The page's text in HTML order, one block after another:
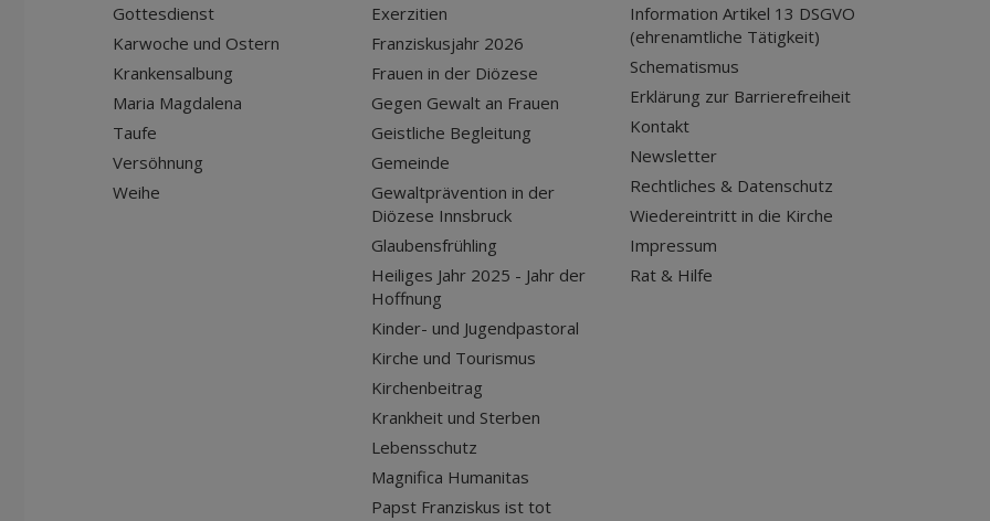
Gottesdienst
Karwoche und Ostern
Krankensalbung
Maria Magdalena
Taufe
Versöhnung
Weihe
Exerzitien
Franziskusjahr 2026
Frauen in der Diözese
Gegen Gewalt an Frauen
Geistliche Begleitung
Gemeinde
Gewaltprävention in der
Diözese Innsbruck
Glaubensfrühling
Heiliges Jahr 2025 - Jahr der
Hoffnung
Kinder- und Jugendpastoral
Kirche und Tourismus
Kirchenbeitrag
Krankheit und Sterben
Lebensschutz
Magnifica Humanitas
Papst Franziskus ist tot
Information Artikel 13 DSGVO
(ehrenamtliche Tätigkeit)
Schematismus
Erklärung zur Barrierefreiheit
Kontakt
Newsletter
Rechtliches & Datenschutz
Wiedereintritt in die Kirche
Impressum
Rat & Hilfe